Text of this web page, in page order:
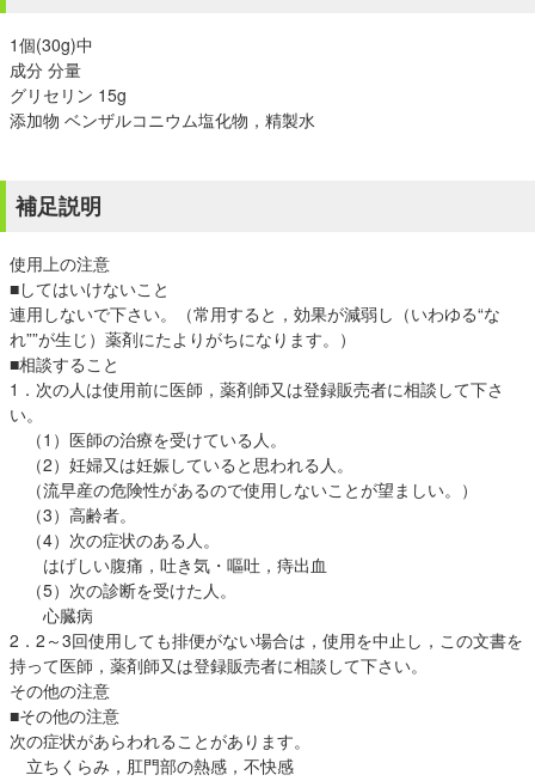
1個(30g)中
成分 分量
グリセリン 15g
添加物 ベンザルコニウム塩化物，精製水
補足説明
使用上の注意
■してはいけないこと
連用しないで下さい。（常用すると，効果が減弱し（いわゆる“な
れ””が生じ）薬剤にたよりがちになります。）
■相談すること
1．次の人は使用前に医師，薬剤師又は登録販売者に相談して下さ
い。
（1）医師の治療を受けている人。
（2）妊婦又は妊娠していると思われる人。
（流早産の危険性があるので使用しないことが望ましい。）
（3）高齢者。
（4）次の症状のある人。
はげしい腹痛，吐き気・嘔吐，痔出血
（5）次の診断を受けた人。
心臓病
2．2～3回使用しても排便がない場合は，使用を中止し，この文書を
持って医師，薬剤師又は登録販売者に相談して下さい。
その他の注意
■その他の注意
次の症状があらわれることがあります。
立ちくらみ，肛門部の熱感，不快感